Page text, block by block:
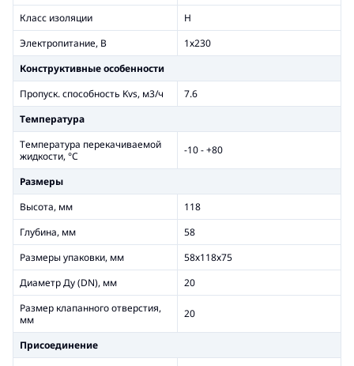
Класс изоляции
H
Электропитание, В
1х230
Конструктивные особенности
Пропуск. способность Kvs, м3/ч
7.6
Температура
Температура перекачиваемой
жидкости, °С
-10 - +80
Размеры
Высота, мм
118
Глубина, мм
58
Размеры упаковки, мм
58х118х75
Диаметр Ду (DN), мм
20
Размер клапанного отверстия,
мм
20
Присоединение